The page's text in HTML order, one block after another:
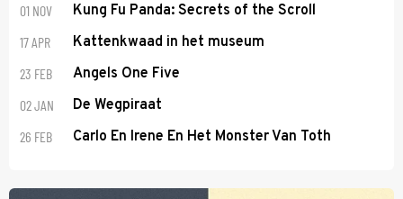
01 NOV Kung Fu Panda: Secrets of the Scroll
17 APR Kattenkwaad in het museum
23 FEB Angels One Five
02 JAN De Wegpiraat
26 FEB Carlo En Irene En Het Monster Van Toth